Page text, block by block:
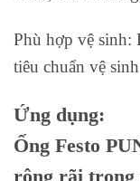
Phù hợp vệ sinh:
tiêu chuẩn vệ
Ứng dụng:
Ống Festo
rộng rãi trong